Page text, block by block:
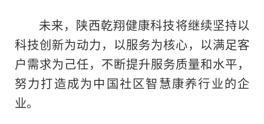
未来，陕西乾翔健康科技将继续坚持以
科技创新为动力，以服务为核心，以满足客
户需求为己任，不断提升服务质量和水平，
努力打造成为中国社区智慧康养行业的企
业。